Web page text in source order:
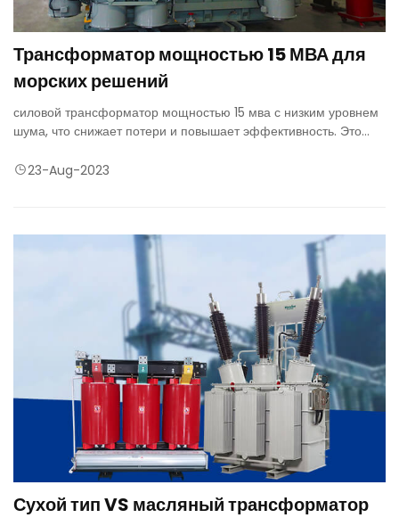
Трансформатор мощностью 15 МВА для
морских решений
силовой трансформатор мощностью 15 мва с низким уровнем
шума, что снижает потери и повышает эффективность. Это
оптимизирует затраты.
23-Aug-2023
Сухой тип VS масляный трансформатор